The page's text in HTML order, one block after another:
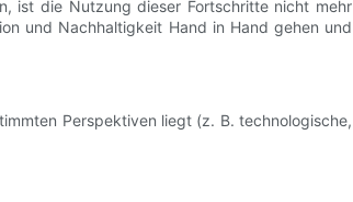
ist die Nutzung dieser Fortschritte nicht mehr
und Nachhaltigkeit Hand in Hand gehen und
Perspektiven liegt (z. B. technologische,